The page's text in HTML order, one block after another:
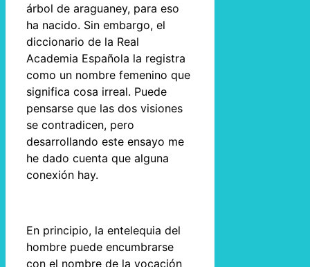
árbol de araguaney, para eso
ha nacido. Sin embargo, el
diccionario de la Real
Academia Española la registra
como un nombre femenino que
significa cosa irreal. Puede
pensarse que las dos visiones
se contradicen, pero
desarrollando este ensayo me
he dado cuenta que alguna
conexión hay.
En principio, la entelequia del
hombre puede encumbrarse
con el nombre de la vocación